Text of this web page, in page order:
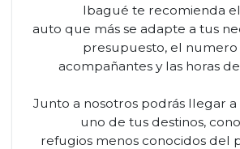
Ibagué te recomienda
auto que más se adapte a tus
presupuesto, el
acompañantes y las horas
Junto a nosotros podrás llegar
uno de tus destinos,
refugios menos conocidos del